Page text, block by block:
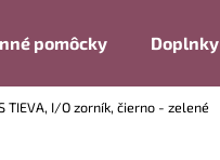
pomôcky Doplnky
TIEVA, I/O zorník, čierno - zelené
nájsť?